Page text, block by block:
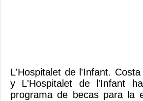
L'Hospitalet de l'Infant.
y L'Hospitalet de l'Infant
programa de becas para la